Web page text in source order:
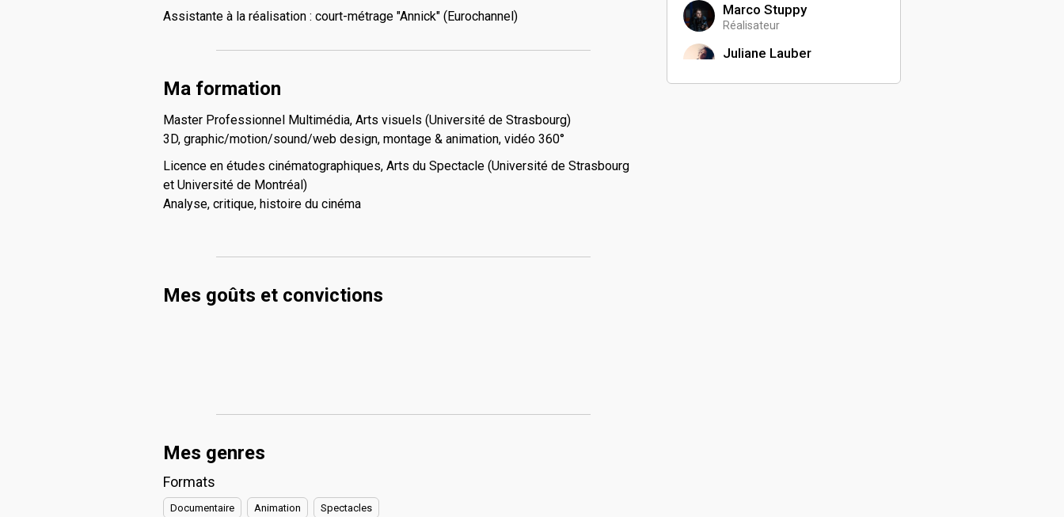
Assistante à la réalisation : court-métrage "Annick" (Eurochannel)
Ma formation
Master Professionnel Multimédia, Arts visuels (Université de Strasbourg)
3D, graphic/motion/sound/web design, montage & animation, vidéo 360°
Licence en études cinématographiques, Arts du Spectacle (Université de Strasbourg
et Université de Montréal)
Analyse, critique, histoire du cinéma
Mes goûts et convictions
Mes genres
Formats
Documentaire Animation Spectacles
Marco Stuppy
Réalisateur
Juliane Lauber